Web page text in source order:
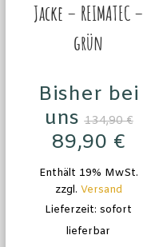
Jacke – REIMATEC –
grün
Bisher bei
uns 134,90€
89,90 €
Enthält 19% MwSt.
zzgl. Versand
Lieferzeit: sofort
lieferbar